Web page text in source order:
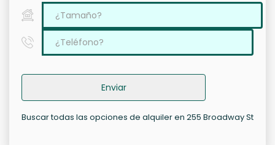
Enviar
Buscar todas las opciones de alquiler en 255 Broadway St